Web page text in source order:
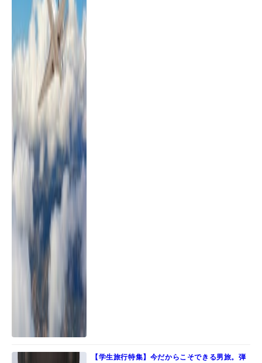
【学生旅行特集】今だからこそできる男旅。弾